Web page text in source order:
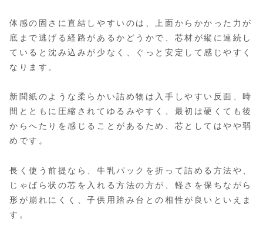
体感の固さに直結しやすいのは、上面からかかった力が
底まで逃げる経路があるかどうかで、芯材が縦に連続し
ていると沈み込みが少なく、ぐっと安定して感じやすく
なります。
新聞紙のような柔らかい詰め物は入手しやすい反面、時
間とともに圧縮されてゆるみやすく、最初は硬くても後
からへたりを感じることがあるため、芯としてはやや弱
めです。
長く使う前提なら、牛乳パックを折って詰める方法や、
じゃばら状の芯を入れる方法の方が、軽さを保ちながら
形が崩れにくく、子供用踏み台との相性が良いといえま
す。